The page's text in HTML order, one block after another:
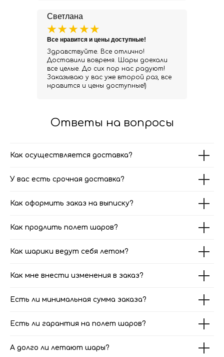
Светлана
Здравствуйте. Все отлично!
Доставили вовремя. Шары доехали
все целые. До сих пор нас радуют!
Заказываю у вас уже второй раз, все
нравится и цены доступные!)
Все нравится и цены доступные!
Ответы на вопросы
Как осуществляется доставка?
У вас есть срочная доставка?
Как оформить заказ на выписку?
Как продлить полет шаров?
Как шарики ведут себя летом?
Как мне внести изменения в заказ?
Есть ли минимальная сумма заказа?
Есть ли гарантия на полет шаров?
А долго ли летают шары?